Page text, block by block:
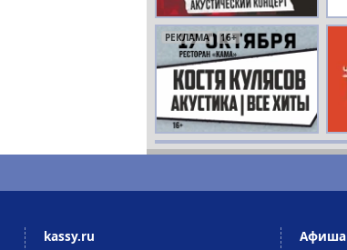
РЕКЛАМА 16+
kassy.ru
Афиша